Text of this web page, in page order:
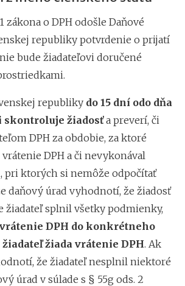
zákona o DPH odošle Daňové
republiky potvrdenie o prijatí
bude žiadateľovi doručené
republiky do 15 dní odo dňa
skontroluje žiadosťa preverí, či
DPH za obdobie, za ktoré
DPH a či nevykonával
pri ktorých si nemôže odpočítať
daňový úrad vyhodnotí, že žiadosť
žiadateľ splnil všetky podmienky,
DPH do konkrétneho
žiada vrátenie DPH. Ak
že žiadateľ nesplnil niektoré
úrad v súlade s § 55g ods. 2